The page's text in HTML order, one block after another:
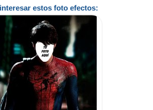
estos foto efectos: